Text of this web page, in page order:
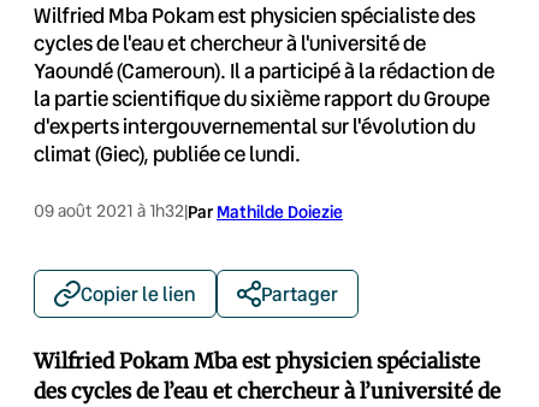
Wilfried Mba Pokam est physicien spécialiste des
cycles de l'eau et chercheur à l'université de
Yaoundé (Cameroun). Il a participé à la rédaction de
la partie scientifique du sixième rapport du Groupe
d'experts intergouvernemental sur l'évolution du
climat (Giec), publiée ce lundi.
09 août 2021 à 1h32|Par Mathilde Doiezie
Copier le lien Partager
Wilfried Pokam Mba est physicien spécialiste
des cycles de l’eau et chercheur à l’université de